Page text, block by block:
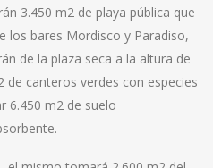
3.450 m2 de playa pública que
los bares Mordisco y Paradiso,
de la plaza seca a la altura de
de canteros verdes con especies
6.450 m2 de suelo